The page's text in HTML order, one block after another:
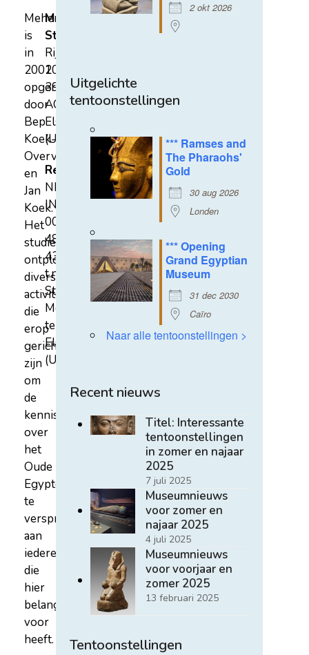
2 okt 2026
Uitgelichte
tentoonstellingen
*** Ramses and
The Pharaohs'
Gold
30 aug 2026
Londen
*** Opening
Grand Egyptian
Museum
31 dec 2030
Caïro
Naar alle tentoonstellingen >
Recent nieuws
Titel: Interessante
tentoonstellingen
in zomer en najaar
2025
7 juli 2025
Museumnieuws
voor zomer en
najaar 2025
4 juli 2025
Museumnieuws
voor voorjaar en
zomer 2025
13 februari 2025
Tentoonstellingen
Mehen
is
in
2002
opgericht
door
Bep
Koek-
Overvest
en
Jan
Koek.
Het
studiecentrum
ontplooit
diverse
activiteiten
die
erop
gericht
zijn
om
de
kennis
over
het
Oude
Egypte
te
verspreiden
aan
iedereen
die
hier
belangstelling
voor
heeft.
Mehen
Studiecentrum
Rijksstraatweg
107A
3921
AC
Elst
(U)
Rekeningnummer
NL31
INGB
0007
4852
43
t.n.v.
Stichting
Mehen
te
Elst
(U)